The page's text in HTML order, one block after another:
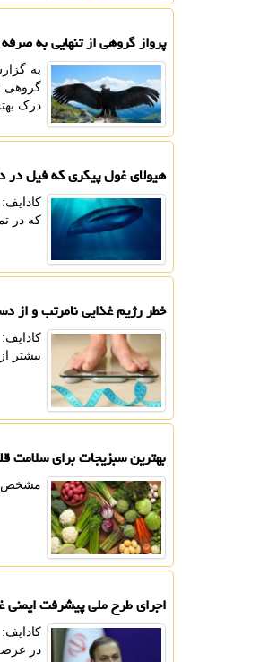
پرواز گروهی از تنهایی به
به
درک
هیولای غول پیکری که فیل
که در
خطر رژیم غذایی نامرتب و از
بیشتر
بهترین سبزیجات برای
مشخص
اجرای طرح ملی پیشرفت ایمنی
در